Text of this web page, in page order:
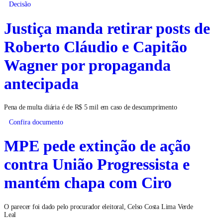
Decisão
Justiça manda retirar posts de
Roberto Cláudio e Capitão
Wagner por propaganda
antecipada
Pena de multa diária é de R$ 5 mil em caso de descumprimento
Confira documento
MPE pede extinção de ação
contra União Progressista e
mantém chapa com Ciro
O parecer foi dado pelo procurador eleitoral, Celso Costa Lima Verde
Leal